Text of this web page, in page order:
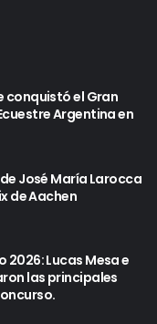
el Gran
Argentina en
José María Larocca
de Aachen
2026: Lucas Mesa e
las principales